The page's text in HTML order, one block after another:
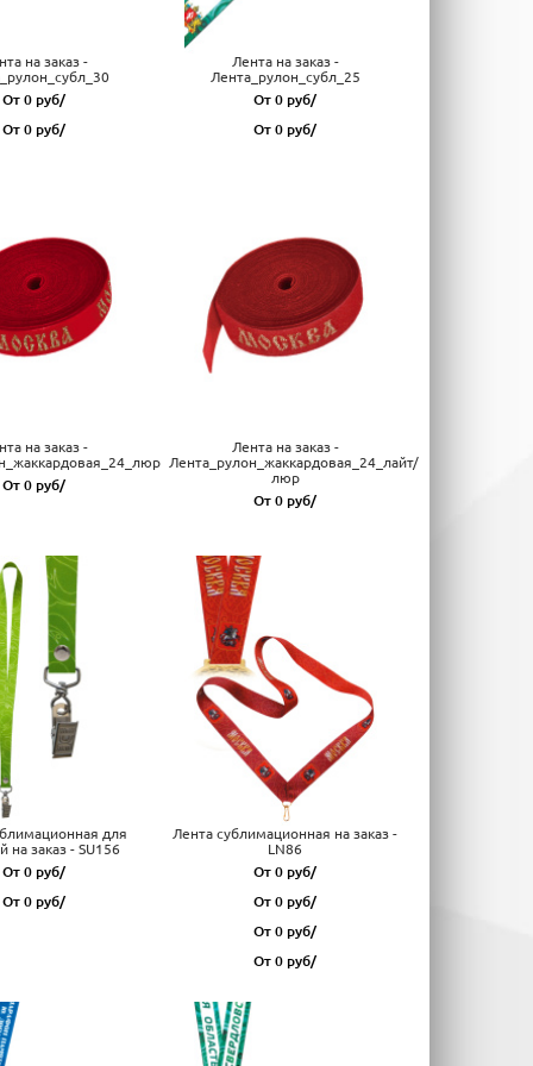
на заказ -
От 0 руб/
От 0 руб/
Лента на заказ -
Лента_рулон_субл_25
От 0 руб/
От 0 руб/
на заказ -
От 0 руб/
Лента на заказ -
Лента_рулон_жаккардовая_24_лайт/
люр
От 0 руб/
для
на заказ - SU156
От 0 руб/
От 0 руб/
Лента сублимационная на заказ -
LN86
От 0 руб/
От 0 руб/
От 0 руб/
От 0 руб/